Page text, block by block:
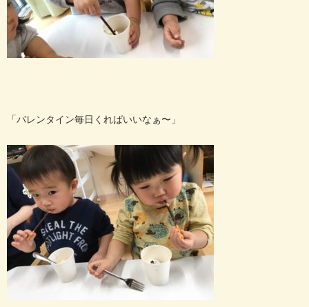
「バレンタイン毎日くればいいなぁ〜」